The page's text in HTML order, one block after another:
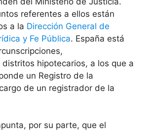
referentes a ellos están
a la Dirección General de
y Fe Pública. España está
hipotecarios, a los que a
un Registro de la
de un registrador de la
por su parte, que el